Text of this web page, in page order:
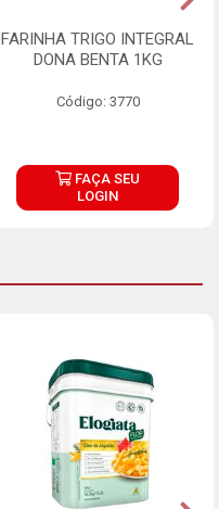
FARINHA TRIGO INTEGRAL
DONA BENTA 1KG
Código: 3770
FAÇA SEU
LOGIN